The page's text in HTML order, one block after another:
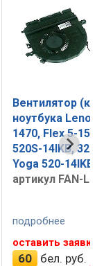
Вентилятор
ноутбука
1470, Flex 5-
520S-14IKB,
Yoga 520-14IKB
артикул FAN-LE-
подробнее
оставить заявку
60 бел. руб.